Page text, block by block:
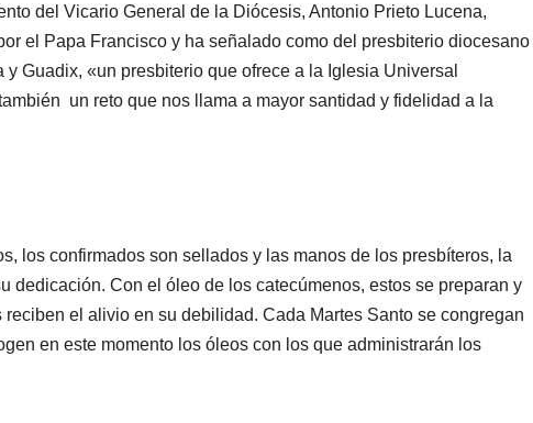
del Vicario General de la Diócesis, Antonio Prieto Lucena,
el Papa Francisco y ha señalado como del presbiterio diocesano
Guadix, «un presbiterio que ofrece a la Iglesia Universal
un reto que nos llama a mayor santidad y fidelidad a la
los confirmados son sellados y las manos de los presbíteros, la
dedicación. Con el óleo de los catecúmenos, estos se preparan y
el alivio en su debilidad. Cada Martes Santo se congregan
en este momento los óleos con los que administrarán los